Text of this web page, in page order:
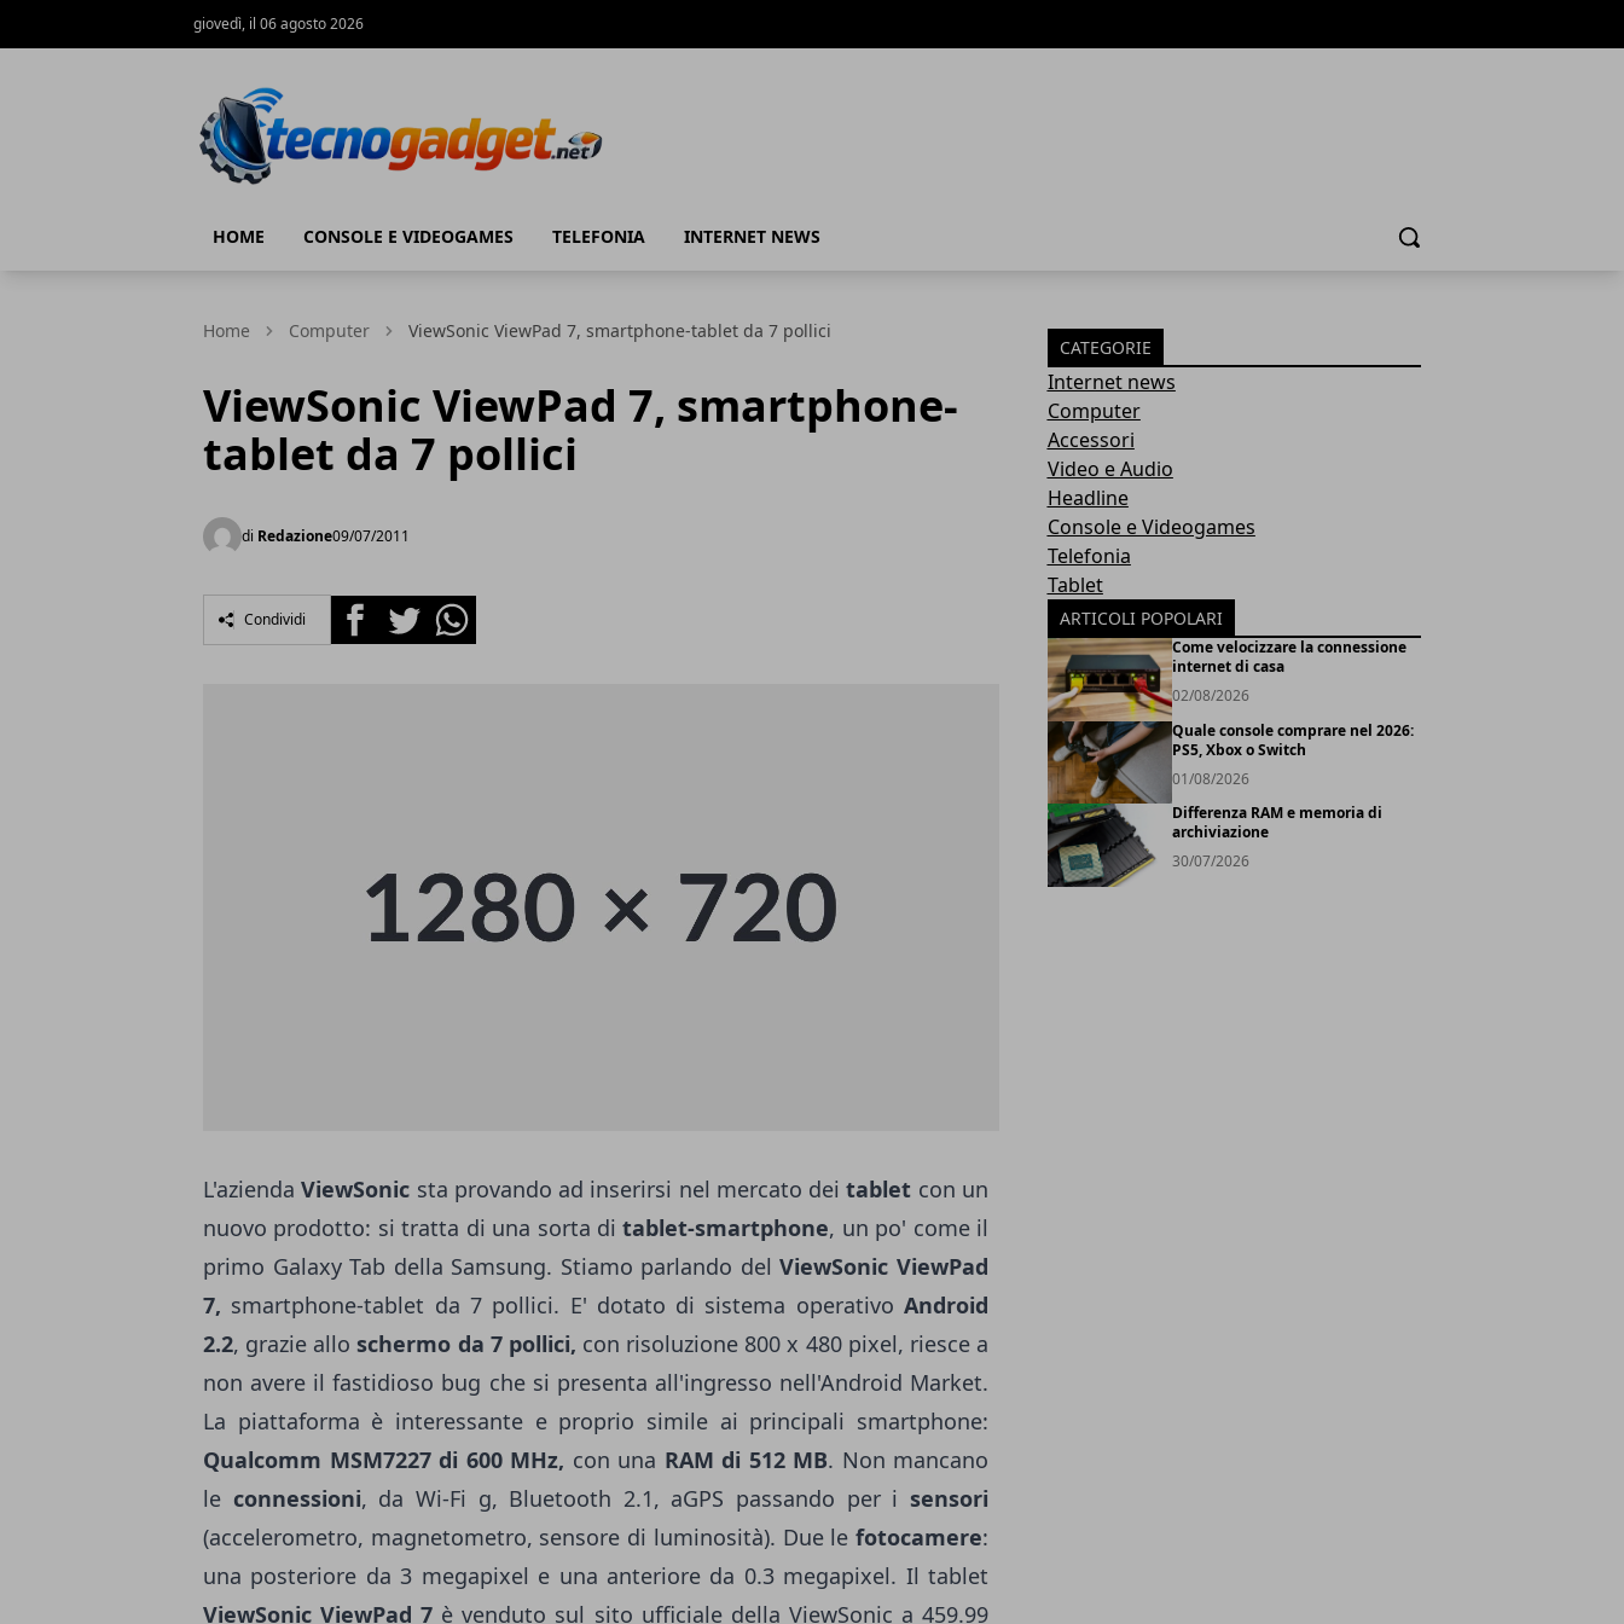
giovedì, il 06 agosto 2026
HOME CONSOLE E VIDEOGAMES TELEFONIA INTERNET NEWS Cerca
Home Computer ViewSonic ViewPad 7, smartphone-tablet da 7 pollici
ViewSonic ViewPad 7, smartphone-
tablet da 7 pollici
di Redazione09/07/2011
Condividi FacebookTwitterWhatsapp
L'aziendaViewSonic sta provando ad inserirsi nel mercato deitablet con un
nuovo prodotto: si tratta di una sorta ditablet-smartphone, un po' come il
primo Galaxy Tab della Samsung. Stiamo parlando delViewSonic ViewPad
7, smartphone-tablet da 7 pollici. E' dotato di sistema operativoAndroid
2.2, grazie alloschermo da 7 pollici, con risoluzione 800 x 480 pixel, riesce a
non avere il fastidioso bug che si presenta all'ingresso nell'Android Market.
La piattaforma è interessante e proprio simile ai principali smartphone:
Qualcomm MSM7227 di 600 MHz, con una RAM di 512 MB. Non mancano
le connessioni, da Wi-Fi g, Bluetooth 2.1, aGPS passando per isensori
(accelerometro, magnetometro, sensore di luminosità). Due le fotocamere:
una posteriore da 3 megapixel e una anteriore da 0.3 megapixel. Il tablet
ViewSonic ViewPad 7 è venduto sul sito ufficiale della ViewSonic a 459.99
CATEGORIE
Internet news
Computer
Accessori
Video e Audio
Headline
Console e Videogames
Telefonia
Tablet
ARTICOLI POPOLARI
Come velocizzare la connessione
internet di casa
02/08/2026
Quale console comprare nel 2026:
PS5, Xbox o Switch
01/08/2026
Differenza RAM e memoria di
archiviazione
30/07/2026